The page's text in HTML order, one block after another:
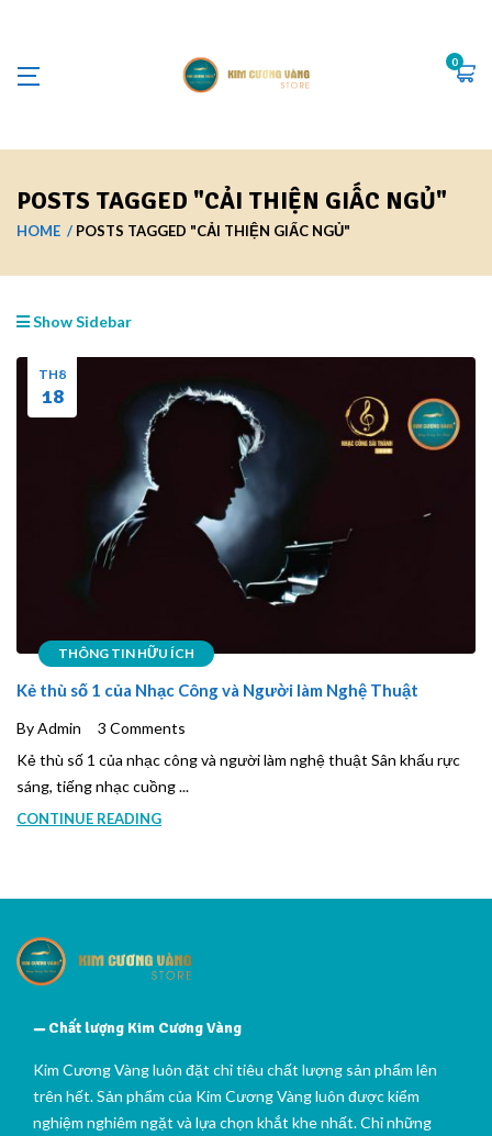
0
POSTS TAGGED "CẢI THIỆN GIẤC NGỦ"
HOME POSTS TAGGED "CẢI THIỆN GIẤC NGỦ"
Show Sidebar
THÔNG TIN HỮU ÍCH
TH8
18
Kẻ thù số 1 của Nhạc Công và Người làm Nghệ Thuật
By Admin
3 Comments
Kẻ thù số 1 của nhạc công và người làm nghệ thuật Sân khấu rực
sáng, tiếng nhạc cuồng ...
CONTINUE READING
Chất lượng Kim Cương Vàng
Kim Cương Vàng luôn đặt chỉ tiêu chất lượng sản phẩm lên
trên hết. Sản phẩm của Kim Cương Vàng luôn được kiểm
nghiệm nghiêm ngặt và lựa chọn khắt khe nhất. Chỉ những